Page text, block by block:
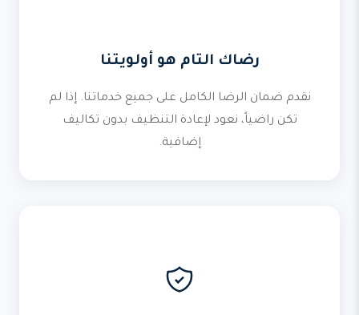
رضاك التام هو أولويتنا
نقدم ضمان الرضا الكامل على جميع خدماتنا. إذا لم
تكن راضياً، نعود لإعادة التنظيف بدون تكاليف
إضافية.